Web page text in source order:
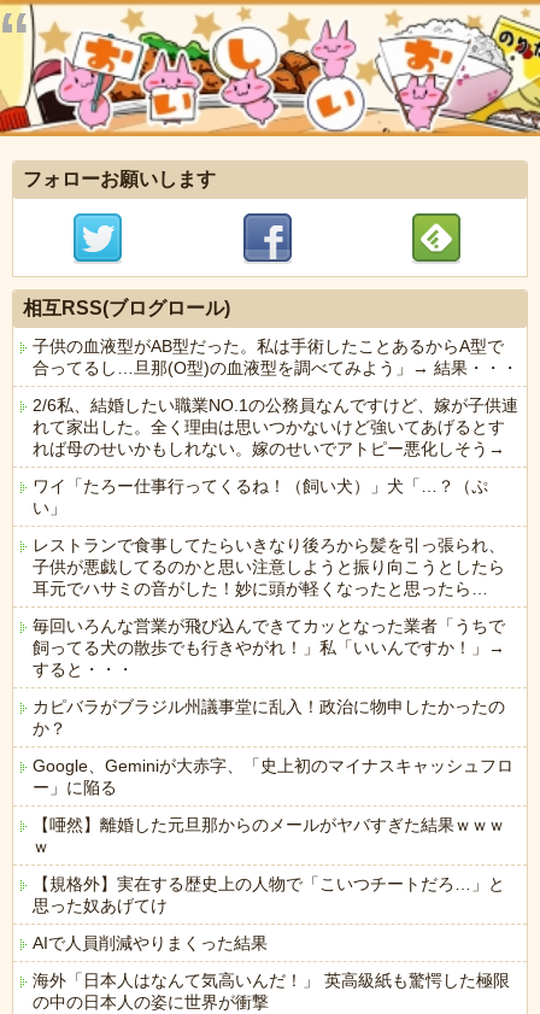
フォローお願いします
相互RSS(ブログロール)
子供の血液型がAB型だった。私は手術したことあるからA型で
合ってるし…旦那(O型)の血液型を調べてみよう」→ 結果・・・
2/6私、結婚したい職業NO.1の公務員なんですけど、嫁が子供連
れて家出した。全く理由は思いつかないけど強いてあげるとす
れば母のせいかもしれない。嫁のせいでアトピー悪化しそう→
ワイ「たろー仕事行ってくるね！（飼い犬）」犬「…？（ぷ
い」
レストランで食事してたらいきなり後ろから髪を引っ張られ、
子供が悪戯してるのかと思い注意しようと振り向こうとしたら
耳元でハサミの音がした！妙に頭が軽くなったと思ったら…
毎回いろんな営業が飛び込んできてカッとなった業者「うちで
飼ってる犬の散歩でも行きやがれ！」私「いいんですか！」→
すると・・・
カピバラがブラジル州議事堂に乱入！政治に物申したかったの
か？
Google、Geminiが大赤字、「史上初のマイナスキャッシュフロ
ー」に陥る
【唖然】離婚した元旦那からのメールがヤバすぎた結果ｗｗｗ
ｗ
【規格外】実在する歴史上の人物で「こいつチートだろ…」と
思った奴あげてけ
AIで人員削減やりまくった結果
海外「日本人はなんて気高いんだ！」 英高級紙も驚愕した極限
の中の日本人の姿に世界が衝撃